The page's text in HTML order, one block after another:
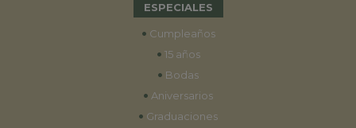
ESPECIALES
• Cumpleaños
• 15 años
• Bodas
• Aniversarios
• Graduaciones